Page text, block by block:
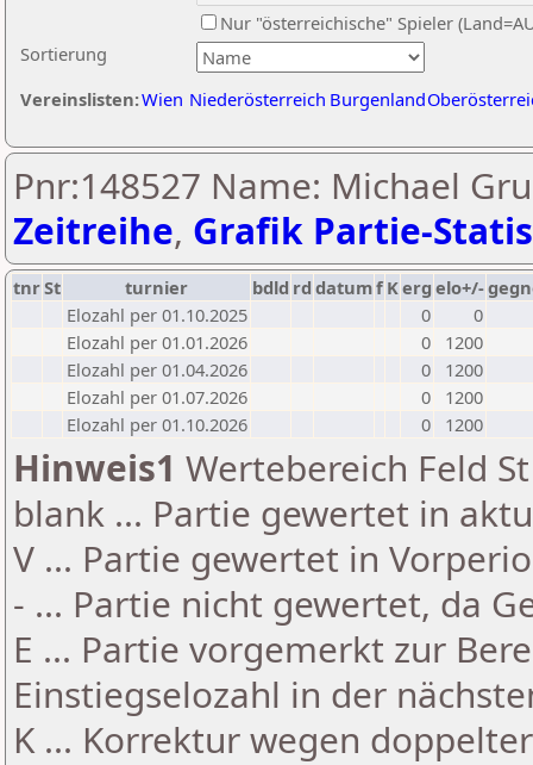
Sortierung
Nur "österreichische" Spieler
Vereinslisten:Wien Niederösterreich Burgenland
Pnr:148527 Name: Michael
Zeitreihe, Grafik Partie-
tnrSt turnier bdld rd datumf Kerg elo+/-
Elozahl per 01.10.2025
0
0
Elozahl per 01.01.2026
0
1200
Elozahl per 01.04.2026
0
1200
Elozahl per 01.07.2026
0
1200
Elozahl per 01.10.2026
0 1200
Hinweis1 Wertebereich Feld
blank ... Partie gewertet in
V ... Partie gewertet in
- ... Partie nicht gewertet, da
E ... Partie vorgemerkt zur
Einstiegselozahl in der
K ... Korrektur wegen